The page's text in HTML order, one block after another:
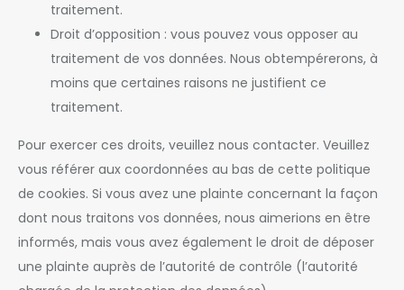
traitement.
Droit d’opposition : vous pouvez vous opposer au
traitement de vos données. Nous obtempérerons, à
moins que certaines raisons ne justifient ce
traitement.
Pour exercer ces droits, veuillez nous contacter. Veuillez
vous référer aux coordonnées au bas de cette politique
de cookies. Si vous avez une plainte concernant la façon
dont nous traitons vos données, nous aimerions en être
informés, mais vous avez également le droit de déposer
une plainte auprès de l’autorité de contrôle (l’autorité